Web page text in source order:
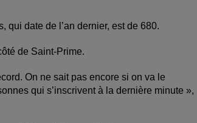
qui date de l’an dernier, est de 680.
de Saint-Prime.
On ne sait pas encore si on va le
qui s’inscrivent à la dernière minute »,